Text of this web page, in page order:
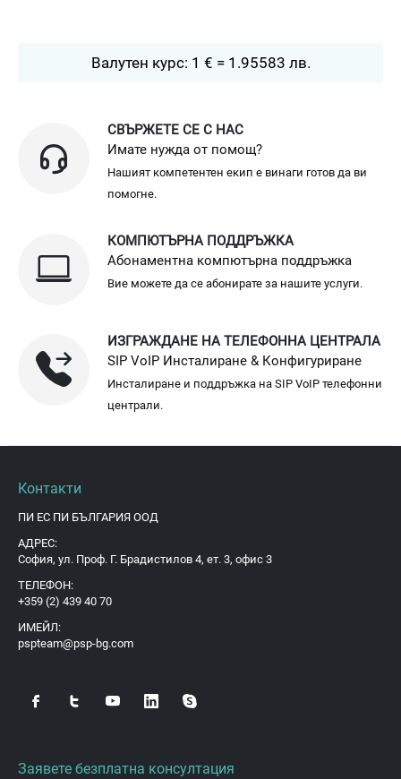
Валутен курс: 1 € = 1.95583 лв.
СВЪРЖЕТЕ СЕ С НАС
Имате нужда от помощ?
Нашият компетентен екип е винаги готов да ви
помогне.
КОМПЮТЪРНА ПОДДРЪЖКА
Абонаментна компютърна поддръжка
Вие можете да се абонирате за нашите услуги.
ИЗГРАЖДАНЕ НА ТЕЛЕФОННА ЦЕНТРАЛА
SIP VoIP Инсталиране & Конфигуриране
Инсталиране и поддръжка на SIP VoIP телефонни
централи.
Контакти
ПИ ЕС ПИ БЪЛГАРИЯ ООД
АДРЕС:
София, ул. Проф. Г. Брадистилов 4, ет. 3, офис 3
ТЕЛЕФОН:
+359 (2) 439 40 70
ИМЕЙЛ:
pspteam@psp-bg.com
Заявете безплатна консултация